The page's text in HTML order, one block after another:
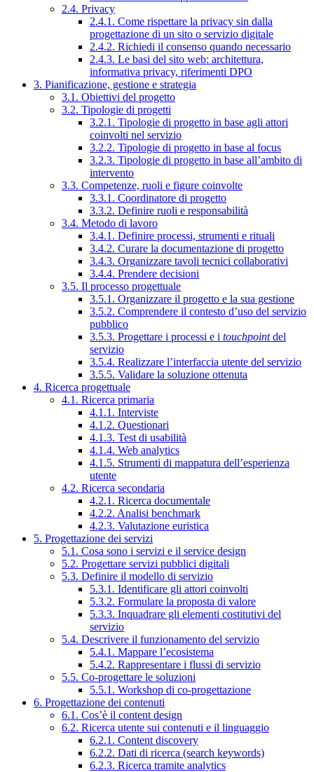
2.4. Privacy
2.4.1. Come rispettare la privacy sin dalla
progettazione di un sito o servizio digitale
2.4.2. Richiedi il consenso quando necessario
2.4.3. Le basi del sito web: architettura,
informativa privacy, riferimenti DPO
3. Pianificazione, gestione e strategia
3.1. Obiettivi del progetto
3.2. Tipologie di progetti
3.2.1. Tipologie di progetto in base agli attori
coinvolti nel servizio
3.2.2. Tipologie di progetto in base al focus
3.2.3. Tipologie di progetto in base all’ambito di
intervento
3.3. Competenze, ruoli e figure coinvolte
3.3.1. Coordinatore di progetto
3.3.2. Definire ruoli e responsabilità
3.4. Metodo di lavoro
3.4.1. Definire processi, strumenti e rituali
3.4.2. Curare la documentazione di progetto
3.4.3. Organizzare tavoli tecnici collaborativi
3.4.4. Prendere decisioni
3.5. Il processo progettuale
3.5.1. Organizzare il progetto e la sua gestione
3.5.2. Comprendere il contesto d’uso del servizio
pubblico
3.5.3. Progettare i processi e i touchpointdel
servizio
3.5.4. Realizzare l’interfaccia utente del servizio
3.5.5. Validare la soluzione ottenuta
4. Ricerca progettuale
4.1. Ricerca primaria
4.1.1. Interviste
4.1.2. Questionari
4.1.3. Test di usabilità
4.1.4. Web analytics
4.1.5. Strumenti di mappatura dell’esperienza
utente
4.2. Ricerca secondaria
4.2.1. Ricerca documentale
4.2.2. Analisi benchmark
4.2.3. Valutazione euristica
5. Progettazione dei servizi
5.1. Cosa sono i servizi e il service design
5.2. Progettare servizi pubblici digitali
5.3. Definire il modello di servizio
5.3.1. Identificare gli attori coinvolti
5.3.2. Formulare la proposta di valore
5.3.3. Inquadrare gli elementi costitutivi del
servizio
5.4. Descrivere il funzionamento del servizio
5.4.1. Mappare l’ecosistema
5.4.2. Rappresentare i flussi di servizio
5.5. Co-progettare le soluzioni
5.5.1. Workshop di co-progettazione
6. Progettazione dei contenuti
6.1. Cos’è il content design
6.2. Ricerca utente sui contenuti e il linguaggio
6.2.1. Content discovery
6.2.2. Dati di ricerca (search keywords)
6.2.3. Ricerca tramite analytics